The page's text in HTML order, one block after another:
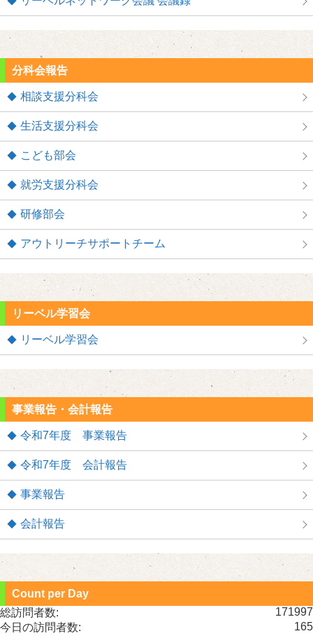
分科会報告
相談支援分科会
生活支援分科会
こども部会
就労支援分科会
研修部会
アウトリーチサポートチーム
リーベル学習会
リーベル学習会
事業報告・会計報告
令和7年度 事業報告
令和7年度 会計報告
事業報告
会計報告
Count per Day
171997
総訪問者数:
165
今日の訪問者数: